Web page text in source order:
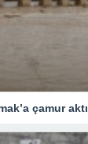
çamur aktı